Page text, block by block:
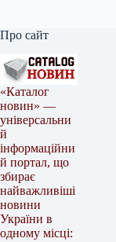
Про сайт
«Каталог
новин» —
універсальни
й
інформаційни
й портал, що
збирає
найважливіші
новини
України в
одному місці: